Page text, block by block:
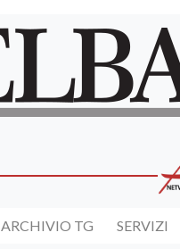
ARCHIVIO TG SERVIZI